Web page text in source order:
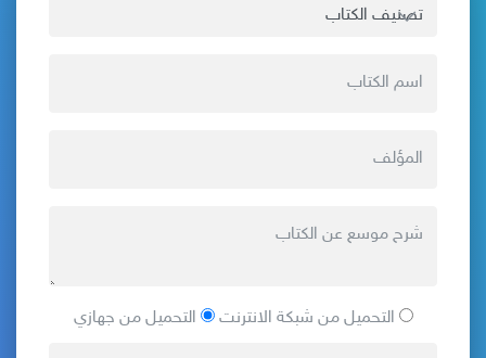
التحميل من شبكة الانترنت التحميل من جهازي